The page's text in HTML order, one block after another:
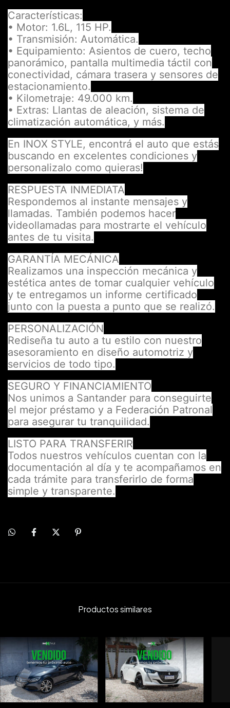
Características:
• Motor: 1.6L, 115 HP.
• Transmisión: Automática.
• Equipamiento: Asientos de cuero, techo
panorámico, pantalla multimedia táctil con
conectividad, cámara trasera y sensores de
estacionamiento.
• Kilometraje: 49.000 km.
• Extras: Llantas de aleación, sistema de
climatización automática, y más.
En INOX STYLE, encontrá el auto que estás
buscando en excelentes condiciones y
personalizalo como quieras!
RESPUESTA INMEDIATA
Respondemos al instante mensajes y
llamadas. También podemos hacer
videollamadas para mostrarte el vehículo
antes de tu visita.
GARANTÍA MECÁNICA
Realizamos una inspección mecánica y
estética antes de tomar cualquier vehículo
y te entregamos un informe certificado
junto con la puesta a punto que se realizó.
PERSONALIZACIÓN
Rediseña tu auto a tu estilo con nuestro
asesoramiento en diseño automotriz y
servicios de todo tipo.
SEGURO Y FINANCIAMIENTO
Nos unimos a Santander para conseguirte
el mejor préstamo y a Federación Patronal
para asegurar tu tranquilidad.
LISTO PARA TRANSFERIR
Todos nuestros vehículos cuentan con la
documentación al día y te acompañamos en
cada trámite para transferirlo de forma
simple y transparente.
Productos similares